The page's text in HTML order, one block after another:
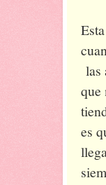
las
que
es